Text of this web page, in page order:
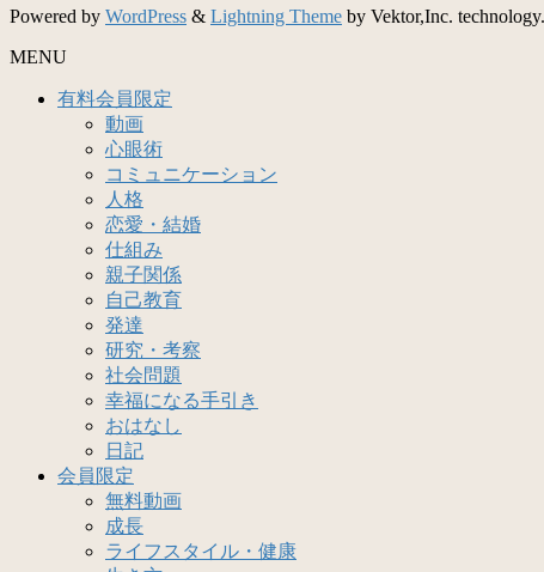
Powered by WordPress & Lightning Theme by Vektor,Inc. technology.
MENU
有料会員限定
動画
心眼術
コミュニケーション
人格
恋愛・結婚
仕組み
親子関係
自己教育
発達
研究・考察
社会問題
幸福になる手引き
おはなし
日記
会員限定
無料動画
成長
ライフスタイル・健康